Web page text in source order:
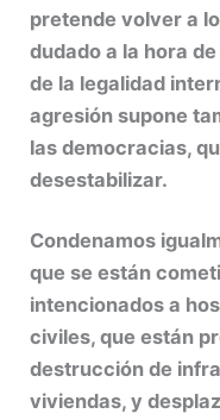
pretende volver a
dudado a la hora
de la legalidad
agresión supone
las democracias,
desestabilizar.
Condenamos
que se están
intencionados a
civiles, que están
destrucción de
viviendas, y